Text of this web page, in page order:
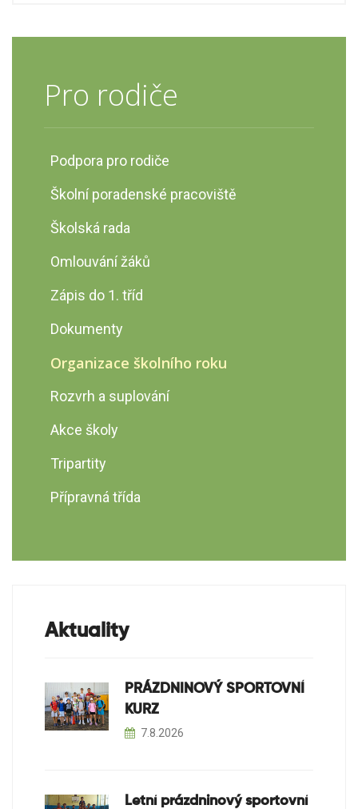
Pro rodiče
Podpora pro rodiče
Školní poradenské pracoviště
Školská rada
Omlouvání žáků
Zápis do 1. tříd
Dokumenty
Organizace školního roku
Rozvrh a suplování
Akce školy
Tripartity
Přípravná třída
Aktuality
PRÁZDNINOVÝ SPORTOVNÍ
KURZ
7.8.2026
Letní prázdninový sportovní